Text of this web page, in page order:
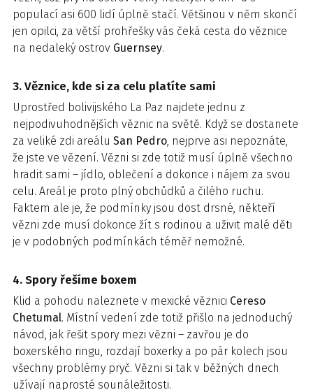
populací asi 600 lidí úplně stačí. Většinou v něm skončí
jen opilci, za větší prohřešky vás čeká cesta do věznice
na nedaleký ostrov Guernsey.
3. Věznice, kde si za celu platíte sami
Uprostřed bolivijského La Paz najdete jednu z
nejpodivuhodnějších věznic na světě. Když se dostanete
za veliké zdi areálu San Pedro, nejprve asi nepoznáte,
že jste ve vězení. Vězni si zde totiž musí úplně všechno
hradit sami – jídlo, oblečení a dokonce i nájem za svou
celu. Areál je proto plný obchůdků a čilého ruchu.
Faktem ale je, že podmínky jsou dost drsné, někteří
vězni zde musí dokonce žít s rodinou a uživit malé děti
je v podobných podmínkách téměř nemožné.
4. Spory řešíme boxem
Klid a pohodu naleznete v mexické věznici Cereso
Chetumal. Místní vedení zde totiž přišlo na jednoduchý
návod, jak řešit spory mezi vězni – zavřou je do
boxerského ringu, rozdají boxerky a po pár kolech jsou
všechny problémy pryč. Vězni si tak v běžných dnech
užívají naprosté sounáležitosti.